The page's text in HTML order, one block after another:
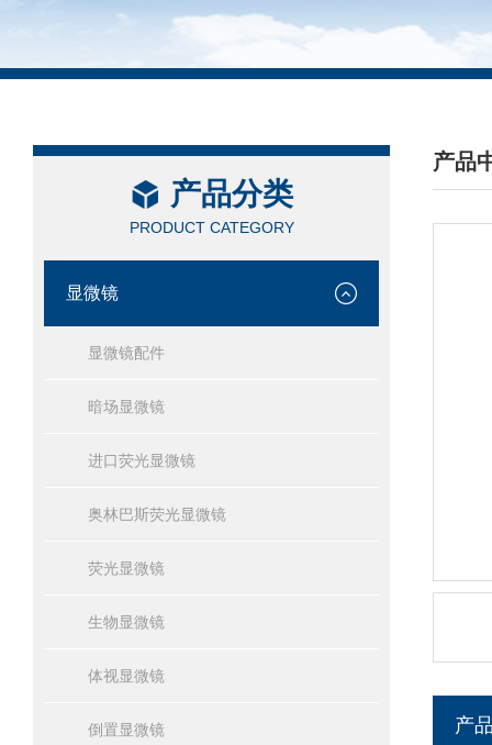
产品分类
PRODUCT CATEGORY
显微镜
显微镜配件
暗场显微镜
进口荧光显微镜
奥林巴斯荧光显微镜
荧光显微镜
生物显微镜
体视显微镜
倒置显微镜
产品
/
产